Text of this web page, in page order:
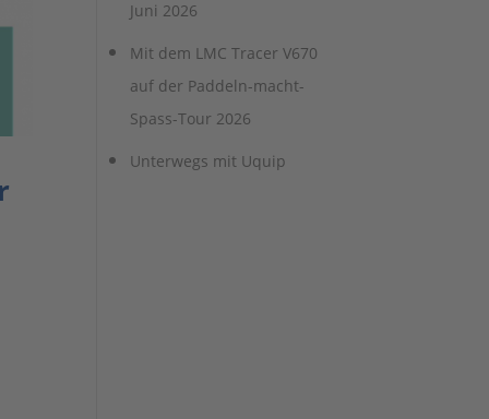
Juni 2026
Mit dem LMC Tracer V670
auf der Paddeln-macht-
Spass-Tour 2026
Unterwegs mit Uquip